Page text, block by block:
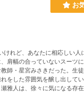
お
れど、あなたに相応しい人
肩幅の合っていないスーツ
師・星宮みさきだった。生
をした雰囲気を醸し出して
雅人は、徐々に気になる存